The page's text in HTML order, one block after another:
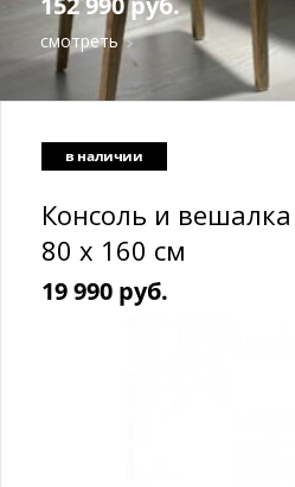
в наличии
Консоль и
80 x 160 см
19 990 руб.
смотреть